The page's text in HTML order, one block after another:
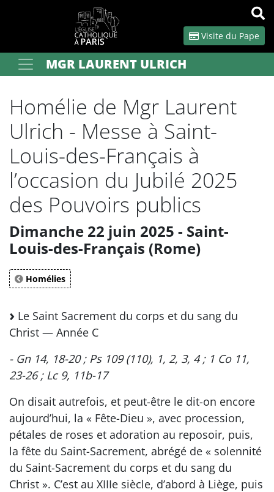
Visite du Pape
Votre rechercheMGR LAURENT ULRICH
Homélie de Mgr Laurent
Ulrich - Messe à Saint-
Louis-des-Français à
l’occasion du Jubilé 2025
des Pouvoirs publics
Dimanche 22 juin 2025 - Saint-
Louis-des-Français (Rome)
Homélies
Le Saint Sacrement du corps et du sang du
Christ — Année C
- Gn 14, 18-20 ; Ps 109 (110), 1, 2, 3, 4 ; 1 Co 11,
23-26 ; Lc 9, 11b-17
On disait autrefois, et peut-être le dit-on encore
aujourd’hui, la « Fête-Dieu », avec procession,
pétales de roses et adoration au reposoir, puis,
la fête du Saint-Sacrement, abrégé de « solennité
du Saint-Sacrement du corps et du sang du
Christ ». C’est au XIIIe siècle, d’abord à Liège, puis
Panneau de gestion des cookies